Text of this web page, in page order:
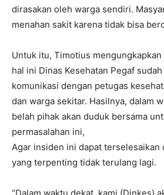
dirasakan oleh warga sendiri.
menahan sakit karena tidak bisa
Untuk itu, Timotius
hal ini Dinas Kesehatan Pegaf
komunikasi dengan petugas
dan warga sekitar. Hasilnya, dalam
belah pihak akan duduk bersama
permasalahan ini,
Agar insiden ini dapat terselesaikan
yang terpenting tidak terulang lagi.